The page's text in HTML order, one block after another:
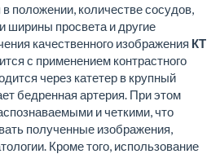
положении, количестве сосудов,
ширины просвета и другие
качественного изображения КТ
с применением контрастного
через катетер в крупный
бедренная артерия. При этом
и четкими, что
полученные изображения,
Кроме того, использование